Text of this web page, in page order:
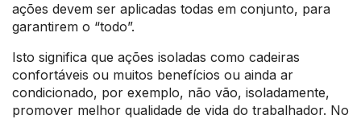
ações devem ser aplicadas todas em conjunto, para
garantirem o “todo”.
Isto significa que ações isoladas como cadeiras
confortáveis ou muitos benefícios ou ainda ar
condicionado, por exemplo, não vão, isoladamente,
promover melhor qualidade de vida do trabalhador. No